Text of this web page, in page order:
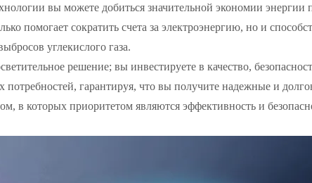
вы можете добиться значительной экономии энергии
помогает сократить счета за электроэнергию, но и
углекислого газа.
решение; вы инвестируете в качество,
потребностей, гарантируя, что вы получите надежные и
в которых приоритетом являются эффективность и